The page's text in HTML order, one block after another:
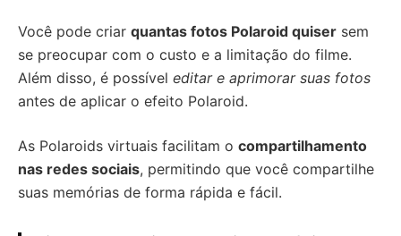
Você pode criar quantas fotos Polaroid quiser sem
se preocupar com o custo e a limitação do filme.
Além disso, é possível editar e aprimorar suas fotos
antes de aplicar o efeito Polaroid.
As Polaroids virtuais facilitam o compartilhamento
nas redes sociais, permitindo que você compartilhe
suas memórias de forma rápida e fácil.